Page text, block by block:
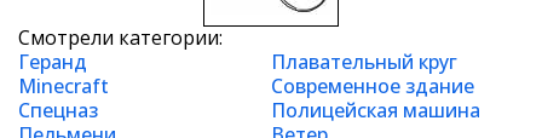
Смотрели категории:
Геранд
Плавательный круг
Minecraft
Современное здание
Спецназ
Полицейская машина